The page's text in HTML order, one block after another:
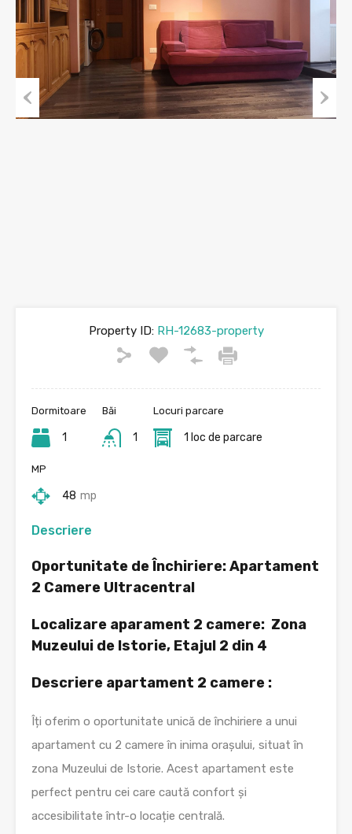
Property ID:RH-12683-property
Dormitoare
1
Băi
1
Locuri parcare
1 loc de parcare
MP
48 mp
Descriere
Oportunitate de Închiriere: Apartament
2 Camere Ultracentral
Localizare aparament 2 camere: Zona
Muzeului de Istorie, Etajul 2 din 4
Descriere apartament 2 camere :
Îți oferim o oportunitate unică de închiriere a unui
apartament cu 2 camere în inima orașului, situat în
zona Muzeului de Istorie. Acest apartament este
perfect pentru cei care caută confort și
accesibilitate într-o locație centrală.